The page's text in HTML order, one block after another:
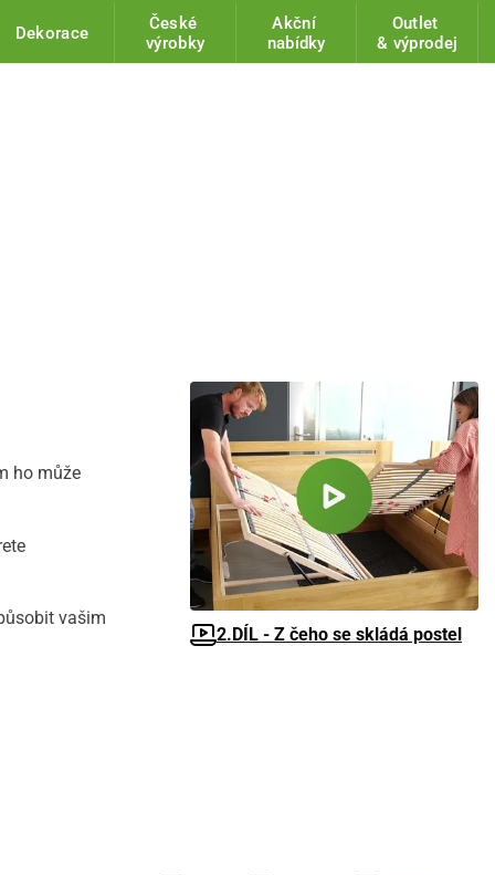
Dekorace
České
výrobky
Akční
nabídky
Outlet
& výprodej
ho může
vašim
2.DÍL - Z čeho se skládá postel